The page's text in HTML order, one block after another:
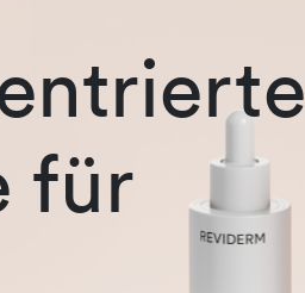
für